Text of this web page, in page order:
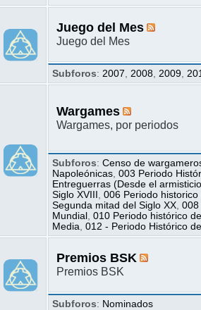
Juego del Mes
Juego del Mes
Subforos: 2007 2008 2009
Wargames
Wargames, por periodos
Subforos:Censo de
Napoleónicas ,003 Periodo
Entreguerras (Desde el
Siglo XVIII
,006 Periodo
Segunda mitad del Siglo XX ,008
Mundial
,010 Periodo histórico
Media ,012 - Periodo Histórico
Premios BSK
Premios BSK
Subforos: Nominados